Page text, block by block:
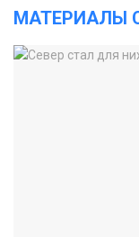
МАТЕРИАЛЫ